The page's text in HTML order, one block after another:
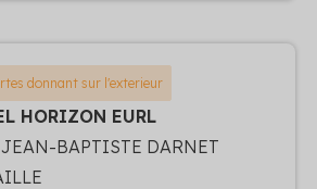
donnant sur l'exterieur
HORIZON EURL
BAPTISTE DARNET